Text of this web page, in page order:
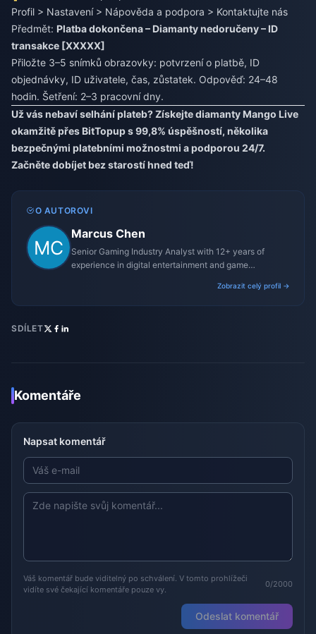
Profil > Nastavení > Nápověda a podpora > Kontaktujte nás
Předmět: Platba dokončena – Diamanty nedoručeny – ID
transakce [XXXXX]
Přiložte 3–5 snímků obrazovky: potvrzení o platbě, ID
objednávky, ID uživatele, čas, zůstatek. Odpověď: 24–48
hodin. Šetření: 2–3 pracovní dny.
Už vás nebaví selhání plateb? Získejte diamanty Mango Live
okamžitě přes BitTopup s 99,8% úspěšností, několika
bezpečnými platebními možnostmi a podporou 24/7.
Začněte dobíjet bez starostí hned teď!
O AUTOROVI
Marcus Chen
Senior Gaming Industry Analyst with 12+ years of
experience in digital entertainment and game
Zobrazit celý profil →
SDÍLET
Komentáře
Napsat komentář
Váš komentář bude viditelný po schválení. V tomto prohlížeči
vidíte své čekající komentáře pouze vy.
0/2000
Odeslat komentář